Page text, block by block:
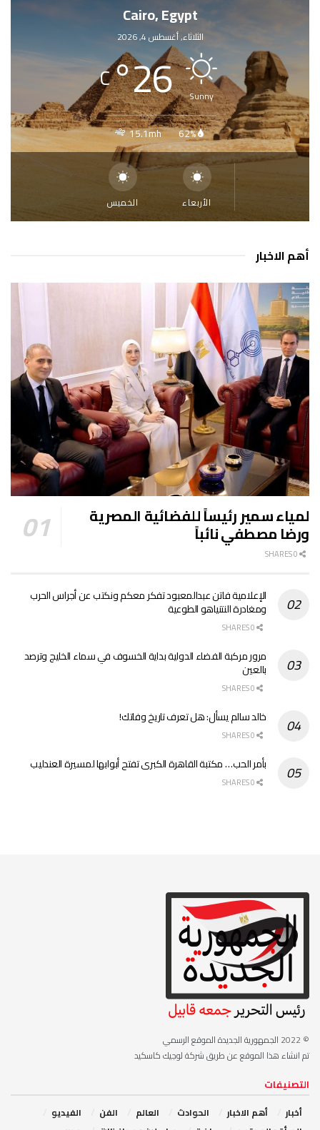
Cairo, Egypt
الثلاثاء, أغسطس 4, 2026
Sunny
26
°
C
62%
15.1mh
الأربعاء الخميس
أهم الاخبار
لمياء سمير رئيساً للفضائية المصرية
ورضا مصطفي نائباً
الإعلامية فاتن عبدالمعبود تفكر معكم ونكتب عن أجراس الحرب
ومغادرة النتنياهو الطوعية
مرور مركبة الفضاء الدولية بداية الخسوف في سماء الخليج وترصد
بالعين
خالد سالم يسأل: هل تعرف تاريخ وفاتك!
بأمر الحب… مكتبة القاهرة الكبرى تفتح أبوابها لمسيرة العندليب
© 2022
الجمهورية الجديدة الموقع الرسمي
تم انشاء هذا الموقع عن طريق شركة لوجيك كاسكيد
التصنيفات
أخبار أهم الاخبار ‏الحوادث ‏العالم الفن
‏الفيديو